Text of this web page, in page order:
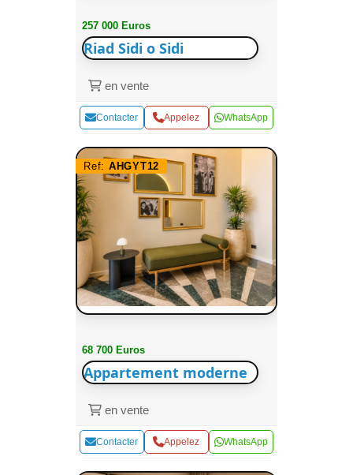
257 000 Euros
Riad Sidi o Sidi
en vente
Contacter Appelez WhatsApp
Ref: AHGYT12
68 700 Euros
Appartement moderne
en vente
Contacter Appelez WhatsApp